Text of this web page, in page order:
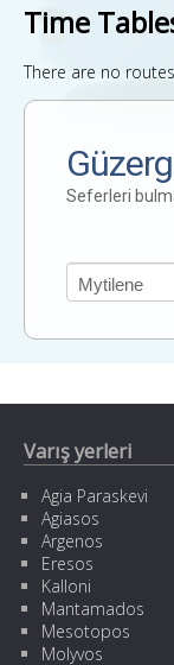
Time
There are no
Seferleri
Varış yerleri
Agia Paraskevi
Agiasos
Argenos
Eresos
Kalloni
Mantamados
Mesotopos
Molyvos